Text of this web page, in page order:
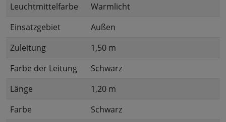
Leuchtmittelfarbe
Warmlicht
Einsatzgebiet
Außen
Zuleitung
1,50 m
Farbe der Leitung
Schwarz
Länge
1,20 m
Farbe
Schwarz